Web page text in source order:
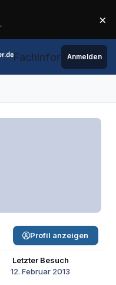
. ×
Fachinformatiker.de
Anmelden
Letzter Besuch
12. Februar 2013
Profil anzeigen